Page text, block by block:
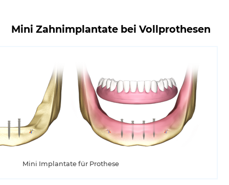
Mini Zahnimplantate bei Vollprothesen
Mini Implantate für Prothese